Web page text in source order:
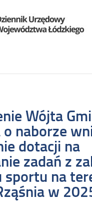
Wójta
o naborze
dotacji na
zadań z
sportu na
w